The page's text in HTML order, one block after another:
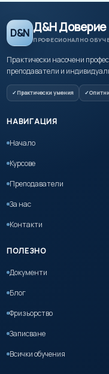
D&N Д&Н Доверие
ПРОФЕСИОНАЛНО
Практически насочени
преподаватели и
Практически умения
НАВИГАЦИЯ
Начало
Курсове
Преподаватели
За нас
Контакти
ПОЛЕЗНО
Документи
Блог
Фризьорство
Записване
Всички обучения